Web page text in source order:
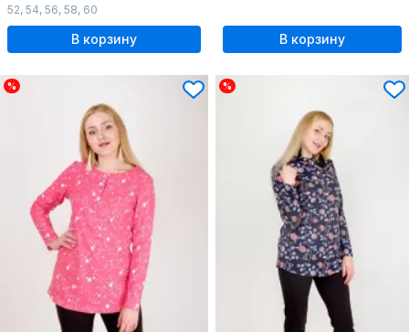
52, 54, 56, 58, 60
В корзину В корзину
% %